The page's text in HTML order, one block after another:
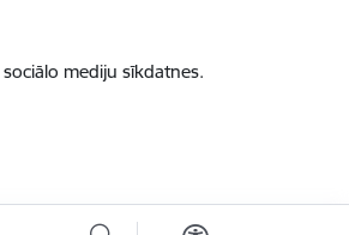
mediju sīkdatnes.